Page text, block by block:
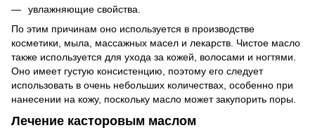
увлажняющие свойства.
По этим причинам оно используется в производстве
косметики, мыла, массажных масел и лекарств. Чистое масло
также используется для ухода за кожей, волосами и ногтями.
Оно имеет густую консистенцию, поэтому его следует
использовать в очень небольших количествах, особенно при
нанесении на кожу, поскольку масло может закупорить поры.
Лечение касторовым маслом